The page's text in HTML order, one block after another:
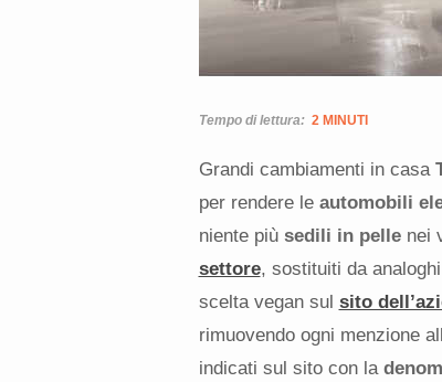
Tempo di lettura: 2 MINUTI
Grandi cambiamenti in casa
per rendere le automobili
niente più sedili in pellenei
settore, sostituiti da
scelta vegan sul sito
rimuovendo ogni menzione
indicati sul sito con la